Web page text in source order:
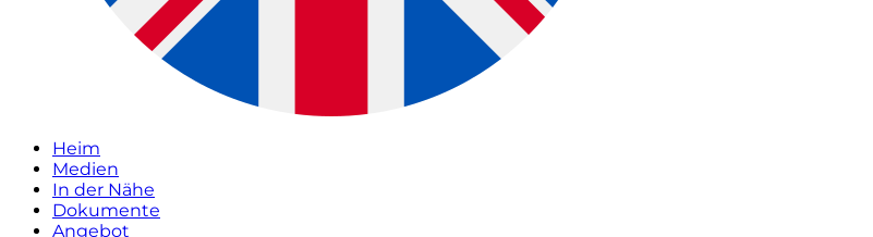
Heim
Medien
In der Nähe
Dokumente
Angebot